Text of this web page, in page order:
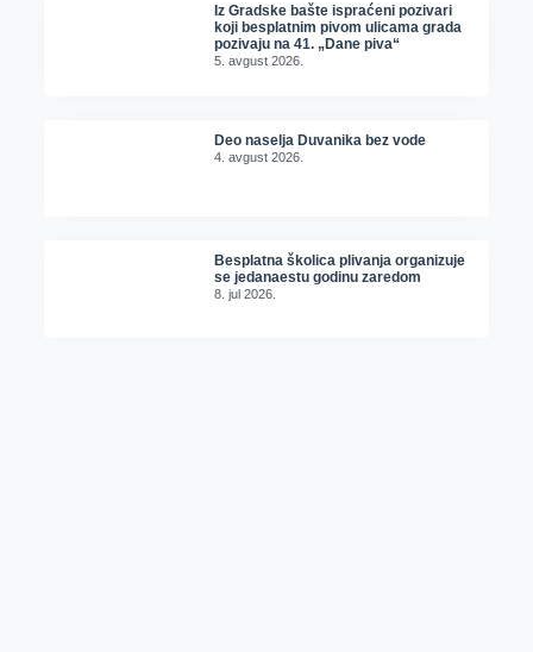
Iz Gradske bašte ispraćeni pozivari
koji besplatnim pivom ulicama grada
pozivaju na 41. „Dane piva“
5. avgust 2026.
Deo naselja Duvanika bez vode
4. avgust 2026.
Besplatna školica plivanja organizuje
se jedanaestu godinu zaredom
8. jul 2026.